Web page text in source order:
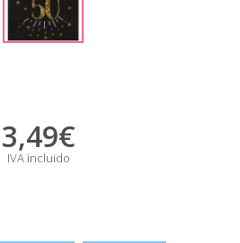
3,49€
IVA incluido